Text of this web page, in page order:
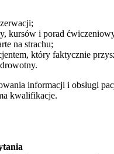
kursów i porad
na strachu;
który faktycznie
informacji i obsługi
kwalifikacje.